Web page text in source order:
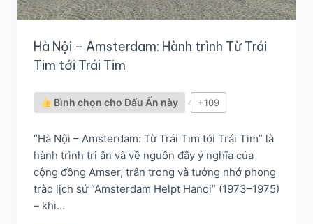
Hà Nội – Amsterdam: Hành trình Từ Trái
Tim tới Trái Tim
Bình chọn cho Dấu Ấn này +109
“Hà Nội – Amsterdam: Từ Trái Tim tới Trái Tim” là
hành trình tri ân và về nguồn đầy ý nghĩa của
cộng đồng Amser, trân trọng và tưởng nhớ phong
trào lịch sử “Amsterdam Helpt Hanoi” (1973–1975)
– khi…